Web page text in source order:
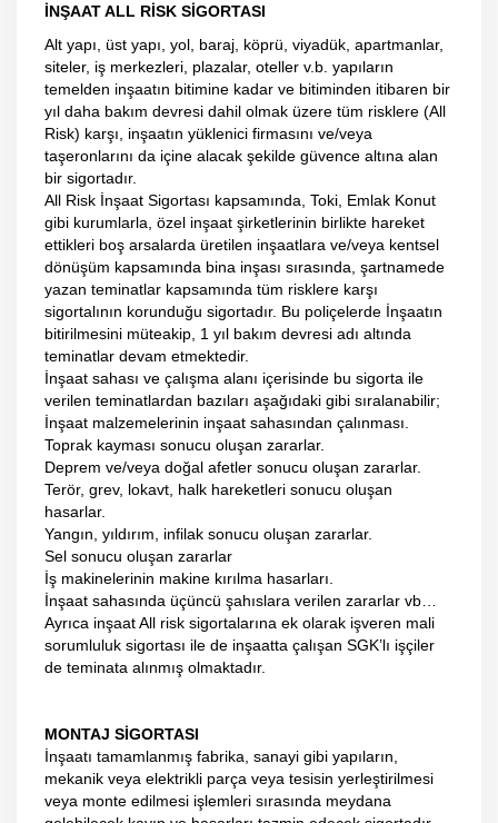
İNŞAAT ALL RİSK SİGORTASI
Alt yapı, üst yapı, yol, baraj, köprü, viyadük, apartmanlar,
siteler, iş merkezleri, plazalar, oteller v.b. yapıların
temelden inşaatın bitimine kadar ve bitiminden itibaren bir
yıl daha bakım devresi dahil olmak üzere tüm risklere (All
Risk) karşı, inşaatın yüklenici firmasını ve/veya
taşeronlarını da içine alacak şekilde güvence altına alan
bir sigortadır.
All Risk İnşaat Sigortası kapsamında, Toki, Emlak Konut
gibi kurumlarla, özel inşaat şirketlerinin birlikte hareket
ettikleri boş arsalarda üretilen inşaatlara ve/veya kentsel
dönüşüm kapsamında bina inşası sırasında, şartnamede
yazan teminatlar kapsamında tüm risklere karşı
sigortalının korunduğu sigortadır. Bu poliçelerde İnşaatın
bitirilmesini müteakip, 1 yıl bakım devresi adı altında
teminatlar devam etmektedir.
İnşaat sahası ve çalışma alanı içerisinde bu sigorta ile
verilen teminatlardan bazıları aşağıdaki gibi sıralanabilir;
İnşaat malzemelerinin inşaat sahasından çalınması.
Toprak kayması sonucu oluşan zararlar.
Deprem ve/veya doğal afetler sonucu oluşan zararlar.
Terör, grev, lokavt, halk hareketleri sonucu oluşan
hasarlar.
Yangın, yıldırım, infilak sonucu oluşan zararlar.
Sel sonucu oluşan zararlar
İş makinelerinin makine kırılma hasarları.
İnşaat sahasında üçüncü şahıslara verilen zararlar vb…
Ayrıca inşaat All risk sigortalarına ek olarak işveren mali
sorumluluk sigortası ile de inşaatta çalışan SGK’lı işçiler
de teminata alınmış olmaktadır.
MONTAJ SİGORTASI
İnşaatı tamamlanmış fabrika, sanayi gibi yapıların,
mekanik veya elektrikli parça veya tesisin yerleştirilmesi
veya monte edilmesi işlemleri sırasında meydana